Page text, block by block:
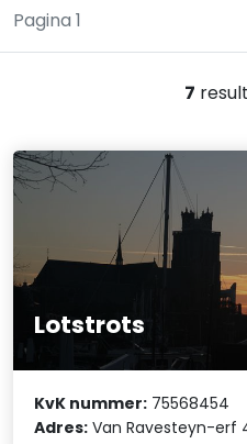
Pagina 1
7
Lotstrots
KvK nummer: 75568454
Adres: Van Ravesteyn-erf